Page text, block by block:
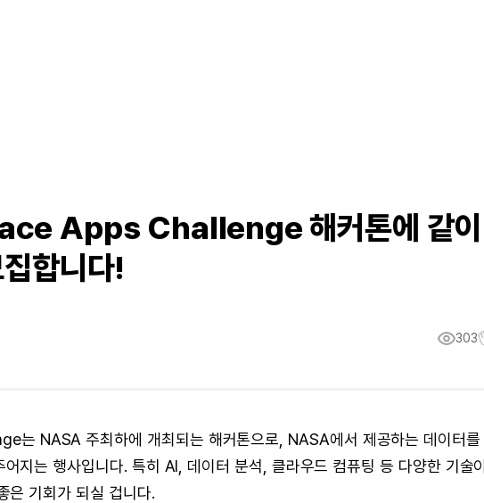
Apps Challenge 해커톤에 같이
합니다!
303
NASA 주최하에 개최되는 해커톤으로, NASA에서 제공하는 데이터를
지는 행사입니다. 특히 AI, 데이터 분석, 클라우드 컴퓨팅 등 다양한 기술
은 기회가 되실 겁니다.